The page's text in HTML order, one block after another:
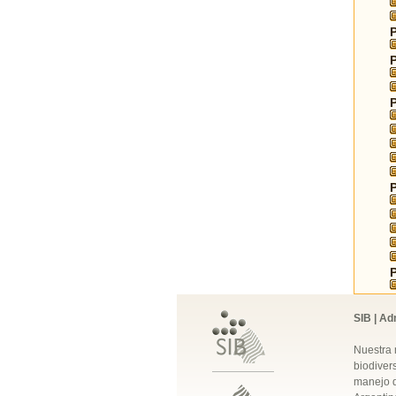
SIB |
Nuestra
manejo